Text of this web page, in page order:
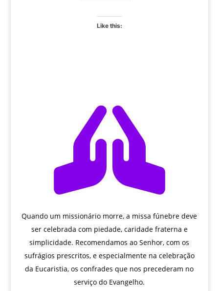
Like this:

Quando um missionário morre, a missa fúnebre deve
ser celebrada com piedade, caridade fraterna e
simplicidade. Recomendamos ao Senhor, com os
sufrágios prescritos, e especialmente na celebração
da Eucaristia, os confrades que nos precederam no
serviço do Evangelho.